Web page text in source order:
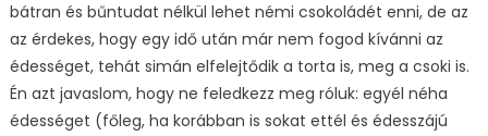
bátran és bűntudat nélkül lehet némi csokoládét enni, de az
az érdekes, hogy egy idő után már nem fogod kívánni az
édességet, tehát simán elfelejtődik a torta is, meg a csoki is.
Én azt javaslom, hogy ne feledkezz meg róluk: egyél néha
édességet (főleg, ha korábban is sokat ettél és édesszájú